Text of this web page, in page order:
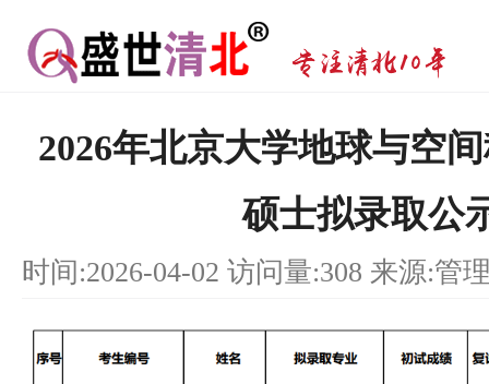
2026年北京大学地球与空
硕士拟录取公
时间:2026-04-02 访问量:308 来源:管